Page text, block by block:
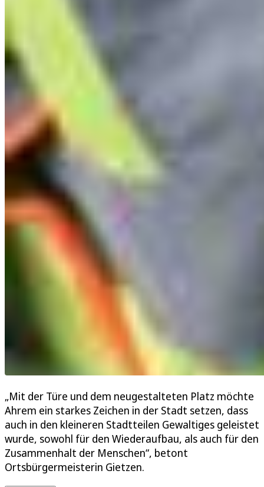
„Mit der Türe und dem neugestalteten Platz möchte
Ahrem ein starkes Zeichen in der Stadt setzen, dass
auch in den kleineren Stadtteilen Gewaltiges geleistet
wurde, sowohl für den Wiederaufbau, als auch für den
Zusammenhalt der Menschen“, betont
Ortsbürgermeisterin Gietzen.